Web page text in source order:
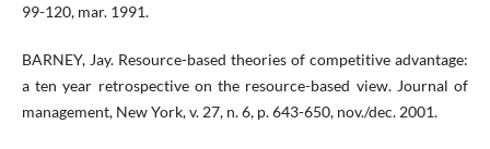
99-120, mar. 1991.
BARNEY, Jay. Resource-based theories of competitive advantage:
a ten year retrospective on the resource-based view. Journal of
management, New York, v. 27, n. 6, p. 643-650, nov./dec. 2001.